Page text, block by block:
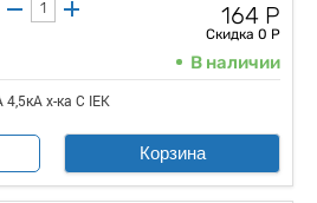
164 Р
Скидка 0 Р
В наличии
х-ка С IEK
Корзина